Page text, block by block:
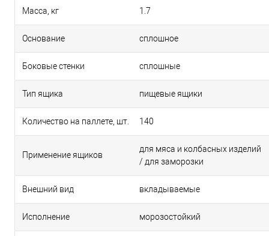
Масса, кг 1.7
Основание сплошное
Боковые стенки сплошные
Тип ящика пищевые ящики
Количество на паллете, шт. 140
Применение ящиков
для мяса и колбасных изделий
/ для заморозки
Внешний вид вкладываемые
Исполнение морозостойкий